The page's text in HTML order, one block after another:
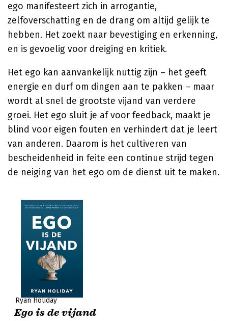
ego manifesteert zich in arrogantie,
zelfoverschatting en de drang om altijd gelijk te
hebben. Het zoekt naar bevestiging en erkenning,
en is gevoelig voor dreiging en kritiek.
Het ego kan aanvankelijk nuttig zijn – het geeft
energie en durf om dingen aan te pakken – maar
wordt al snel de grootste vijand van verdere
groei. Het ego sluit je af voor feedback, maakt je
blind voor eigen fouten en verhindert dat je leert
van anderen. Daarom is het cultiveren van
bescheidenheid in feite een continue strijd tegen
de neiging van het ego om de dienst uit te maken.
Ryan Holiday
Ego is de vijand